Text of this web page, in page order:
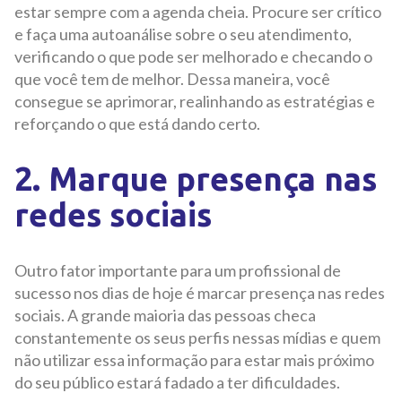
estar sempre com a agenda cheia. Procure ser crítico
e faça uma autoanálise sobre o seu atendimento,
verificando o que pode ser melhorado e checando o
que você tem de melhor. Dessa maneira, você
consegue se aprimorar, realinhando as estratégias e
reforçando o que está dando certo.
2. Marque presença nas
redes sociais
Outro fator importante para um profissional de
sucesso nos dias de hoje é marcar presença nas redes
sociais. A grande maioria das pessoas checa
constantemente os seus perfis nessas mídias e quem
não utilizar essa informação para estar mais próximo
do seu público estará fadado a ter dificuldades.